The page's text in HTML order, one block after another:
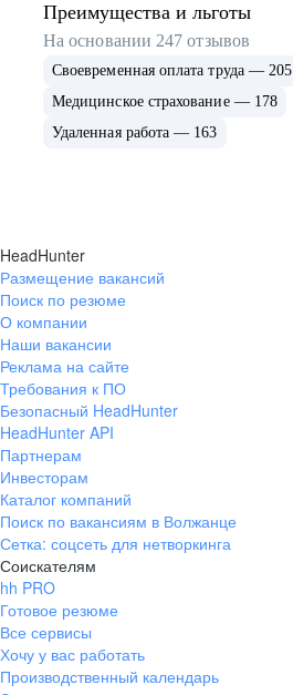
Преимущества и льготы
На основании 247 отзывов
Своевременная оплата труда — 205
Медицинское страхование — 178
Удаленная работа — 163
HeadHunter
Размещение вакансий
Поиск по резюме
О компании
Наши вакансии
Реклама на сайте
Требования к ПО
Безопасный HeadHunter
HeadHunter API
Партнерам
Инвесторам
Каталог компаний
Поиск по вакансиям в Волжанце
Сетка: соцсеть для нетворкинга
Соискателям
hh PRO
Готовое резюме
Все сервисы
Хочу у вас работать
Производственный календарь